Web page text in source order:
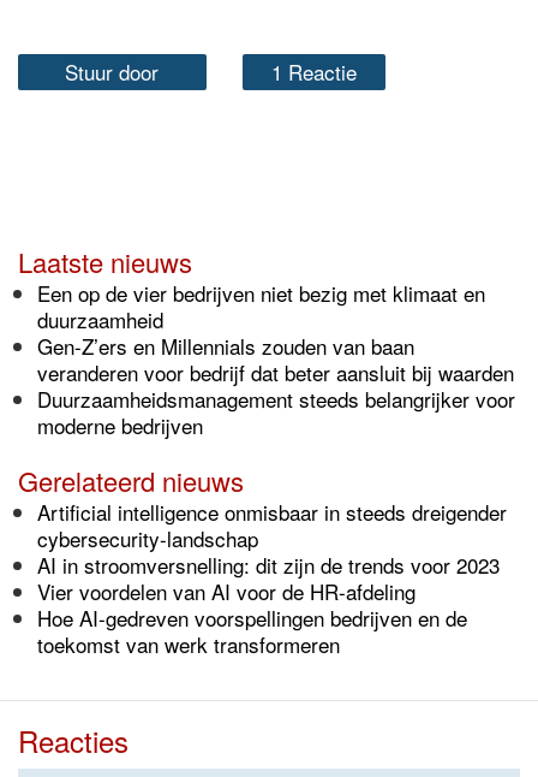
Stuur door 1 Reactie
Laatste nieuws
Een op de vier bedrijven niet bezig met klimaat en
duurzaamheid
Gen-Z’ers en Millennials zouden van baan
veranderen voor bedrijf dat beter aansluit bij waarden
Duurzaamheidsmanagement steeds belangrijker voor
moderne bedrijven
Gerelateerd nieuws
Artificial intelligence onmisbaar in steeds dreigender
cybersecurity-landschap
AI in stroomversnelling: dit zijn de trends voor 2023
Vier voordelen van AI voor de HR-afdeling
Hoe AI-gedreven voorspellingen bedrijven en de
toekomst van werk transformeren
Reacties